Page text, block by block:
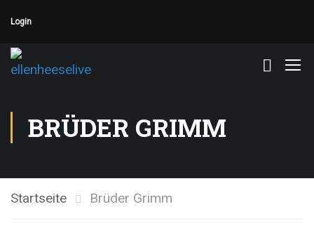
Login
BRÜDER GRIMM
Startseite Brüder Grimm